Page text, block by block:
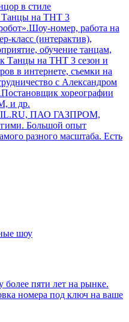
в стиле
Танцы на ТНТ 3
номер, работа на
класс (интерактив),
обучение танцам,
Танцы на ТНТ 3 сезон и
в интернете, съемки на
с Александром
хореографии
и др.
ПАО ГАЗПРОМ,
Большой опыт
разного масштаба. Есть
шоу
более пяти лет на рынке.
номера под ключ на ваше